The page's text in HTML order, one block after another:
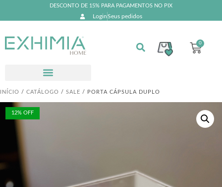
DESCONTO DE 15% PARA PAGAMENTOS NO PIX
LoginSeus pedidos
0
INÍCIO / CATÁLOGO / SALE / PORTA CÁPSULA DUPLO
12% OFF